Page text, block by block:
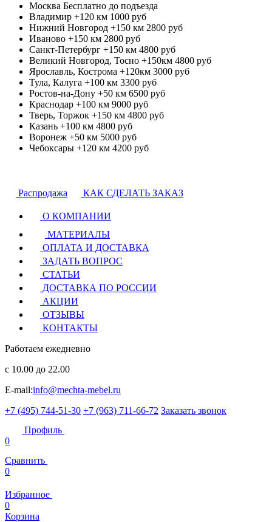
Москва Бесплатно до подъезда
Владимир +120 км 1000 руб
Нижний Новгород +150 км 2800 руб
Иваново +150 км 2800 руб
Санкт-Петербург +150 км 4800 руб
Великий Новгород, Тосно +150км 4800 руб
Ярославль, Кострома +120км 3000 руб
Тула, Калуга +100 км 3300 руб
Ростов-на-Дону +50 км 6500 руб
Краснодар +100 км 9000 руб
Тверь, Торжок +150 км 4800 руб
Казань +100 км 4800 руб
Воронеж +50 км 5000 руб
Чебоксары +120 км 4200 руб
Распродажа КАК СДЕЛАТЬ ЗАКАЗ
О КОМПАНИИ
МАТЕРИАЛЫ
ОПЛАТА И ДОСТАВКА
ЗАДАТЬ ВОПРОС
СТАТЬИ
ДОСТАВКА ПО РОССИИ
АКЦИИ
ОТЗЫВЫ
КОНТАКТЫ
Работаем ежедневно
с 10.00 до 22.00
E-mail:info@mechta-mebel.ru
+7 (495) 744-51-30 +7 (963) 711-66-72 Заказать звонок
Профиль
0
Сравнить
0
Избранное
0
Корзина